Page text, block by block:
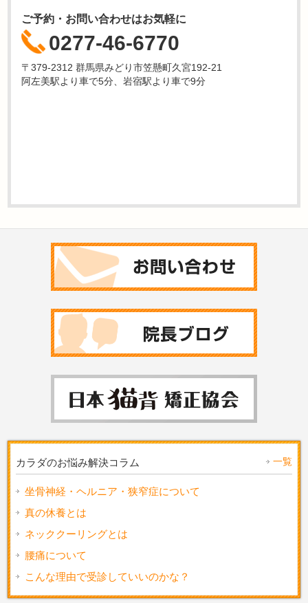
ご予約・お問い合わせはお気軽に
0277-46-6770
〒379-2312 群馬県みどり市笠懸町久宮192-21
阿左美駅より車で5分、岩宿駅より車で9分
カラダのお悩み解決コラム 一覧
坐骨神経・ヘルニア・狭窄症について
真の休養とは
ネッククーリングとは
腰痛について
こんな理由で受診していいのかな？